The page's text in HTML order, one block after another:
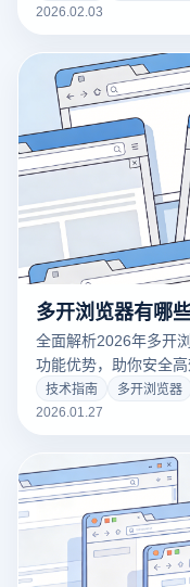
升。立即点击获取专业
2026.02.03
多开浏览器有哪
全面解析2026年多开
功能优势，助你安全
定性。
技术指南 多开浏览器
2026.01.27